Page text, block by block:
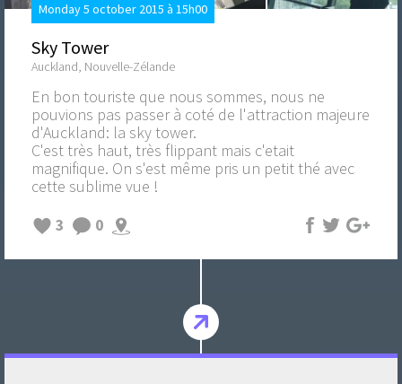
Monday 5 october 2015 à 15h00
Sky Tower
Auckland, Nouvelle-Zélande
En bon touriste que nous sommes, nous ne
pouvions pas passer à coté de l'attraction majeure
d'Auckland: la sky tower.
C'est très haut, très flippant mais c'etait
magnifique. On s'est même pris un petit thé avec
cette sublime vue !
3
0